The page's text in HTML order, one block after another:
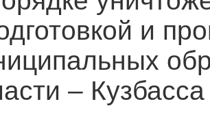
и
– Кузбасса